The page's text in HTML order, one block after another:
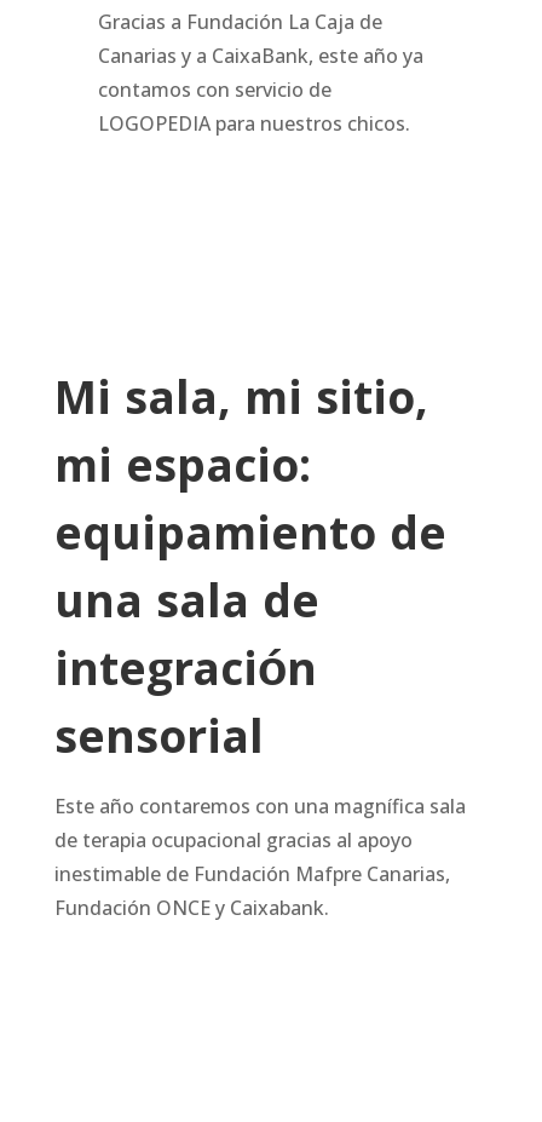
Gracias a Fundación La Caja de
Canarias y a CaixaBank, este año ya
contamos con servicio de
LOGOPEDIA para nuestros chicos.
Mi sala, mi sitio,
mi espacio:
equipamiento de
una sala de
integración
sensorial
Este año contaremos con una magnífica sala
de terapia ocupacional gracias al apoyo
inestimable de Fundación Mafpre Canarias,
Fundación ONCE y Caixabank.